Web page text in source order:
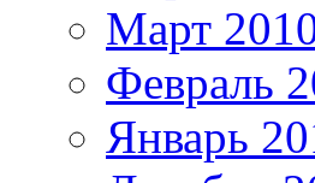
Март
Февраль
Январь